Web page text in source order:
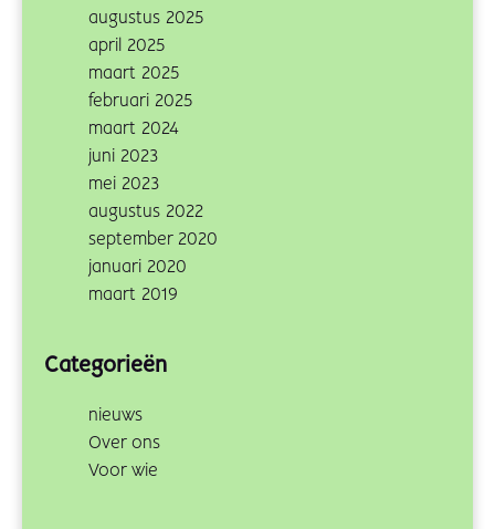
augustus 2025
april 2025
maart 2025
februari 2025
maart 2024
juni 2023
mei 2023
augustus 2022
september 2020
januari 2020
maart 2019
Categorieën
nieuws
Over ons
Voor wie